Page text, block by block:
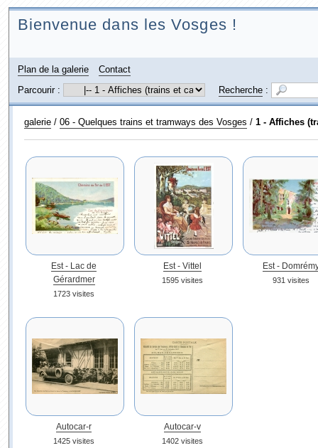
Bienvenue dans les Vosges !
Plan de la galerie
Contact
Parcourir :
Recherche:
galerie/ 06 - Quelques trains et tramways des Vosges / 1 - Affiches
Est - Lac de
Gérardmer
1723 visites
Est - Vittel
1595 visites
Est -
931 visites
Autocar-r
1425 visites
Autocar-v
1402 visites